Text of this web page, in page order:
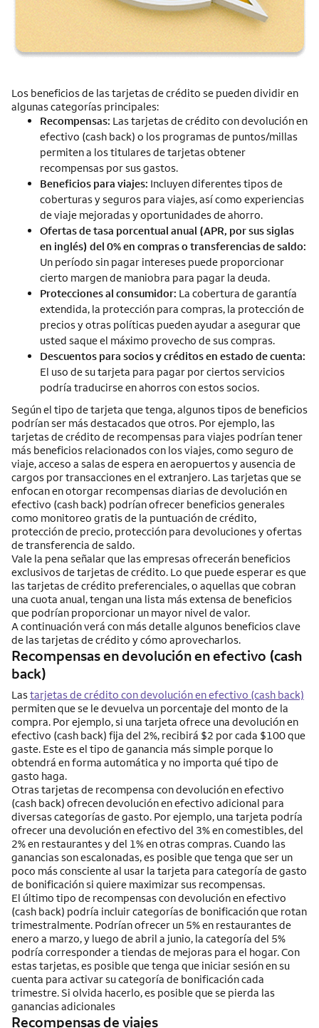
Los beneficios de las tarjetas de crédito se pueden dividir en
algunas categorías principales:
Recompensas: Las tarjetas de crédito con devolución en
efectivo (cash back) o los programas de puntos/millas
permiten a los titulares de tarjetas obtener
recompensas por sus gastos.
Beneficios para viajes: Incluyen diferentes tipos de
coberturas y seguros para viajes, así como experiencias
de viaje mejoradas y oportunidades de ahorro.
Ofertas de tasa porcentual anual (APR, por sus siglas
en inglés) del 0% en compras o transferencias de saldo:
Un período sin pagar intereses puede proporcionar
cierto margen de maniobra para pagar la deuda.
Protecciones al consumidor: La cobertura de garantía
extendida, la protección para compras, la protección de
precios y otras políticas pueden ayudar a asegurar que
usted saque el máximo provecho de sus compras.
Descuentos para socios y créditos en estado de cuenta:
El uso de su tarjeta para pagar por ciertos servicios
podría traducirse en ahorros con estos socios.
Según el tipo de tarjeta que tenga, algunos tipos de beneficios
podrían ser más destacados que otros. Por ejemplo, las
tarjetas de crédito de recompensas para viajes podrían tener
más beneficios relacionados con los viajes, como seguro de
viaje, acceso a salas de espera en aeropuertos y ausencia de
cargos por transacciones en el extranjero. Las tarjetas que se
enfocan en otorgar recompensas diarias de devolución en
efectivo (cash back) podrían ofrecer beneficios generales
como monitoreo gratis de la puntuación de crédito,
protección de precio, protección para devoluciones y ofertas
de transferencia de saldo.
Vale la pena señalar que las empresas ofrecerán beneficios
exclusivos de tarjetas de crédito. Lo que puede esperar es que
las tarjetas de crédito preferenciales, o aquellas que cobran
una cuota anual, tengan una lista más extensa de beneficios
que podrían proporcionar un mayor nivel de valor.
A continuación verá con más detalle algunos beneficios clave
de las tarjetas de crédito y cómo aprovecharlos.
Recompensas en devolución en efectivo (cash
back)
Lastarjetas de crédito con devolución en efectivo (cash back)
permiten que se le devuelva un porcentaje del monto de la
compra. Por ejemplo, si una tarjeta ofrece una devolución en
efectivo (cash back) fija del 2%, recibirá $2 por cada $100 que
gaste. Este es el tipo de ganancia más simple porque lo
obtendrá en forma automática y no importa qué tipo de
gasto haga.
Otras tarjetas de recompensa con devolución en efectivo
(cash back) ofrecen devolución en efectivo adicional para
diversas categorías de gasto. Por ejemplo, una tarjeta podría
ofrecer una devolución en efectivo del 3% en comestibles, del
2% en restaurantes y del 1% en otras compras. Cuando las
ganancias son escalonadas, es posible que tenga que ser un
poco más consciente al usar la tarjeta para categoría de gasto
de bonificación si quiere maximizar sus recompensas.
El último tipo de recompensas con devolución en efectivo
(cash back) podría incluir categorías de bonificación que rotan
trimestralmente. Podrían ofrecer un 5% en restaurantes de
enero a marzo, y luego de abril a junio, la categoría del 5%
podría corresponder a tiendas de mejoras para el hogar. Con
estas tarjetas, es posible que tenga que iniciar sesión en su
cuenta para activar su categoría de bonificación cada
trimestre. Si olvida hacerlo, es posible que se pierda las
ganancias adicionales
Recompensas de viajes